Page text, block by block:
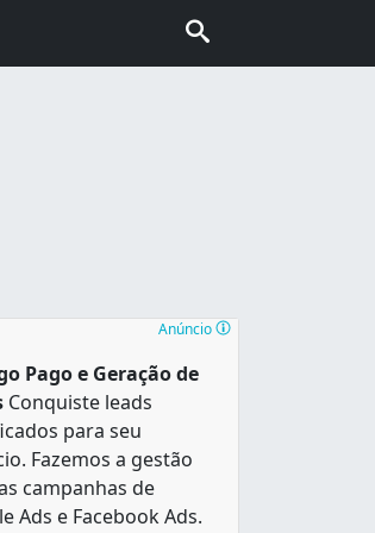
em Rondônia e única
Leves e Pesados. Base fixa em
Anúncio
Pago e Geração de
Conquiste leads
para seu
Fazemos a gestão
campanhas de
Ads e Facebook Ads.